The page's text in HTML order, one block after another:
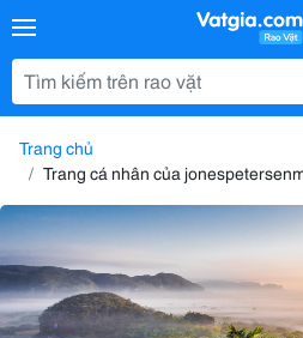
Trang chủ
Trang cá nhân của